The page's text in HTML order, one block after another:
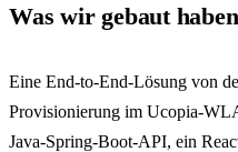
Was wir gebaut haben
Eine End-to-End-Lösung von
Provisionierung im Ucopia-
Java-Spring-Boot-API, ein